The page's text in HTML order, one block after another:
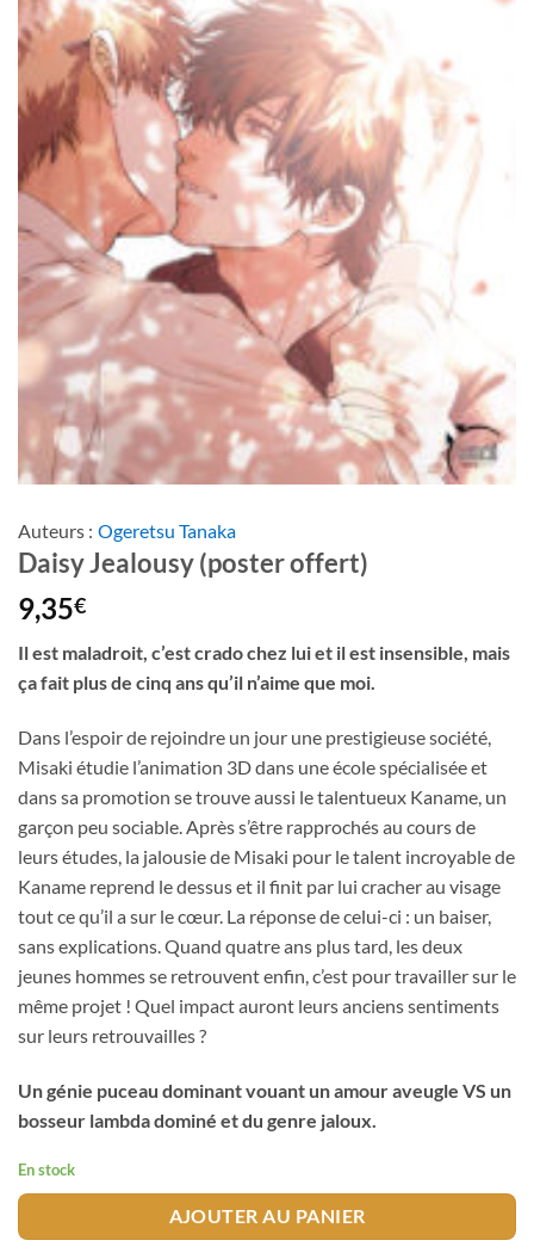
Auteurs : Ogeretsu Tanaka
Daisy Jealousy (poster offert)
9,35€
Il est maladroit, c’est crado chez lui et il est insensible, mais
ça fait plus de cinq ans qu’il n’aime que moi.
Dans l’espoir de rejoindre un jour une prestigieuse société,
Misaki étudie l’animation 3D dans une école spécialisée et
dans sa promotion se trouve aussi le talentueux Kaname, un
garçon peu sociable. Après s’être rapprochés au cours de
leurs études, la jalousie de Misaki pour le talent incroyable de
Kaname reprend le dessus et il finit par lui cracher au visage
tout ce qu’il a sur le cœur. La réponse de celui-ci : un baiser,
sans explications. Quand quatre ans plus tard, les deux
jeunes hommes se retrouvent enfin, c’est pour travailler sur le
même projet ! Quel impact auront leurs anciens sentiments
sur leurs retrouvailles ?
Un génie puceau dominant vouant un amour aveugle VS un
bosseur lambda dominé et du genre jaloux.
En stock
AJOUTER AU PANIER